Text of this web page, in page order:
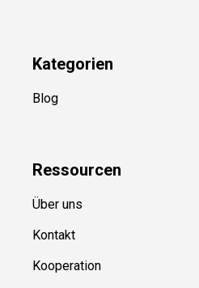
Kategorien
Blog
Ressourcen
Über uns
Kontakt
Kooperation